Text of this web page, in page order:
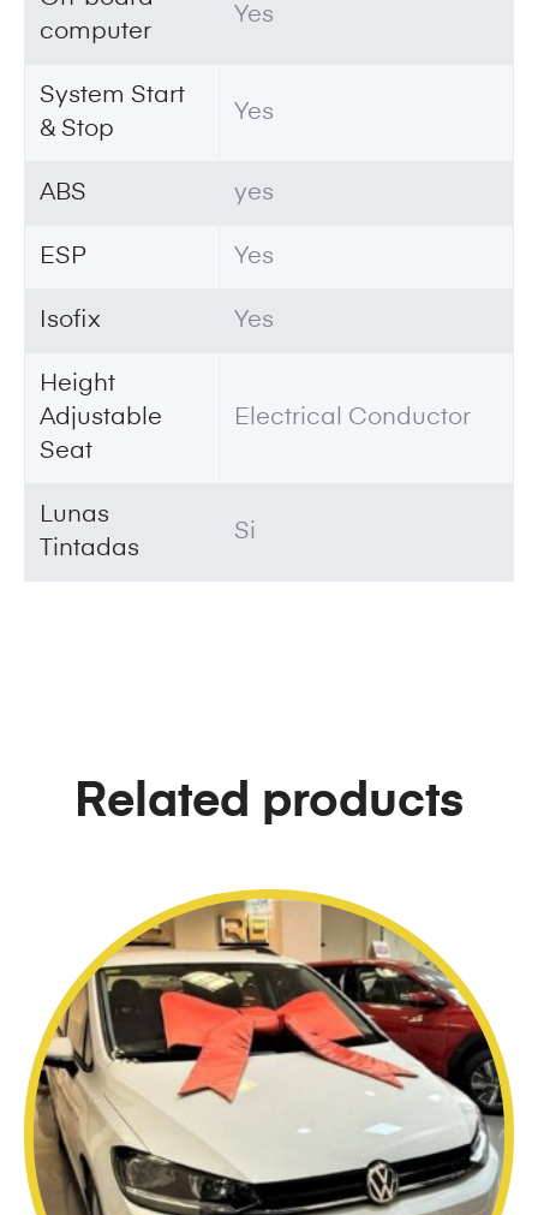
computer
Yes
System Start
& Stop
Yes
ABS yes
ESP Yes
Isofix Yes
Height
Adjustable
Seat
Electrical Conductor
Lunas
Tintadas
Si
Related products